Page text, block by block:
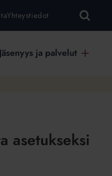
Yhteystiedot
Jäsenyys ja palvelut
asetukseksi